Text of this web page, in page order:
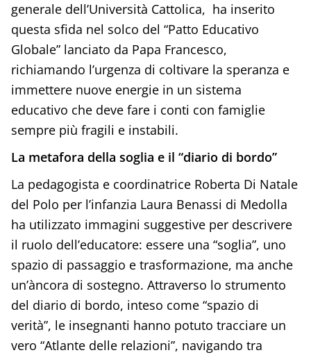
generale dell’Università Cattolica, ha inserito
questa sfida nel solco del “Patto Educativo
Globale” lanciato da Papa Francesco,
richiamando l’urgenza di coltivare la speranza e
immettere nuove energie in un sistema
educativo che deve fare i conti con famiglie
sempre più fragili e instabili.
La metafora della soglia e il “diario di bordo”
La pedagogista e coordinatrice Roberta Di Natale
del Polo per l’infanzia Laura Benassi di Medolla
ha utilizzato immagini suggestive per descrivere
il ruolo dell’educatore: essere una “soglia”, uno
spazio di passaggio e trasformazione, ma anche
un’àncora di sostegno. Attraverso lo strumento
del diario di bordo, inteso come “spazio di
verità”, le insegnanti hanno potuto tracciare un
vero “Atlante delle relazioni”, navigando tra